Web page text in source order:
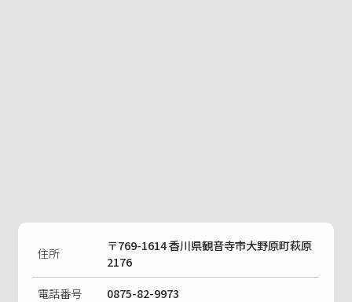
住所
〒769-1614 香川県観音寺市大野原町萩原
2176
電話番号
0875-82-9973